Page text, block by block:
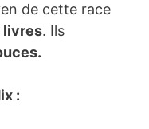
de cette race
livres. Ils
: